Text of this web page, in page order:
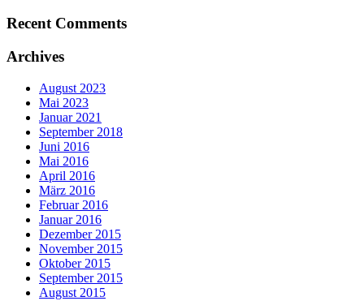
Recent Comments
Archives
August 2023
Mai 2023
Januar 2021
September 2018
Juni 2016
Mai 2016
April 2016
März 2016
Februar 2016
Januar 2016
Dezember 2015
November 2015
Oktober 2015
September 2015
August 2015